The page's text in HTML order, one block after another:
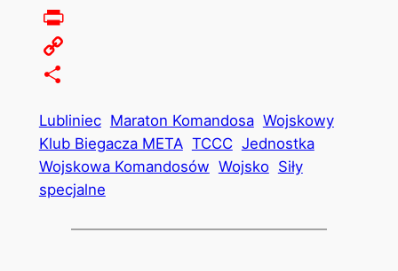
Email
Print
Copy
Lubliniec Maraton Komandosa Wojskowy
Klub Biegacza META TCCC Jednostka
Wojskowa Komandosów Wojsko Siły
specjalne